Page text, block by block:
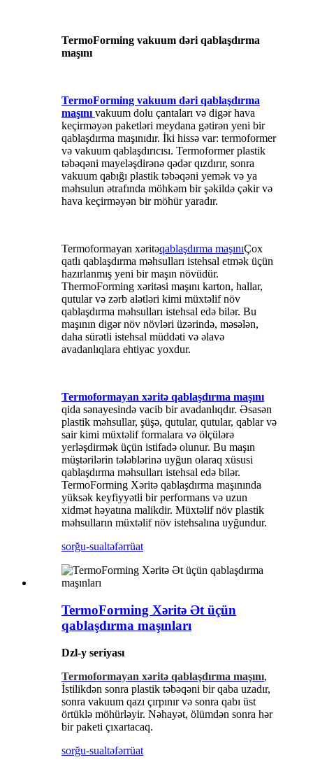
TermoForming vakuum dəri qablaşdırma
maşını
TermoForming vakuum dəri qablaşdırma
maşını vakuum dolu çantaları və digər hava
keçirməyən paketləri meydana gətirən yeni bir
qablaşdırma maşınıdır. İki hissə var: termoformer
və vakuum qablaşdırıcısı. Termoformer plastik
təbəqəni mayeləşdirənə qədər qızdırır, sonra
vakuum qabığı plastik təbəqəni yemək və ya
məhsulun ətrafında möhkəm bir şəkildə çəkir və
hava keçirməyən bir möhür yaradır.
Termoformayan xəritəqablaşdırma maşınıÇox
qatlı qablaşdırma məhsulları istehsal etmək üçün
hazırlanmış yeni bir maşın növüdür.
ThermoForming xəritəsi maşını karton, hallar,
qutular və zərb alətləri kimi müxtəlif növ
qablaşdırma məhsulları istehsal edə bilər. Bu
maşının digər növ növləri üzərində, məsələn,
daha sürətli istehsal müddəti və əlavə
avadanlıqlara ehtiyac yoxdur.
Termoformayan xəritə qablaşdırma maşını
qida sənayesində vacib bir avadanlıqdır. Əsasən
plastik məhsullar, şüşə, qutular, qutular, qablar və
sair kimi müxtəlif formalara və ölçülərə
yerləşdirmək üçün istifadə olunur. Bu maşın
müştərilərin tələblərinə uyğun olaraq xüsusi
qablaşdırma məhsulları istehsal edə bilər.
TermoForming Xəritə qablaşdırma maşınında
yüksək keyfiyyətli bir performans və uzun
xidmət həyatına malikdir. Müxtəlif növ plastik
məhsulların müxtəlif növ istehsalına uyğundur.
sorğu-sualtəfərrüat
TermoForming Xəritə Ət üçün
qablaşdırma maşınları
Dzl-y seriyası
Termoformayan xəritə qablaşdırma maşını,
İstilikdən sonra plastik təbəqəni bir qaba uzadır,
sonra vakuum qazı çırpınır və sonra qabı üst
örtüklə möhürləyir. Nəhayət, ölümdən sonra hər
bir paketi çıxartacaq.
sorğu-sualtəfərrüat